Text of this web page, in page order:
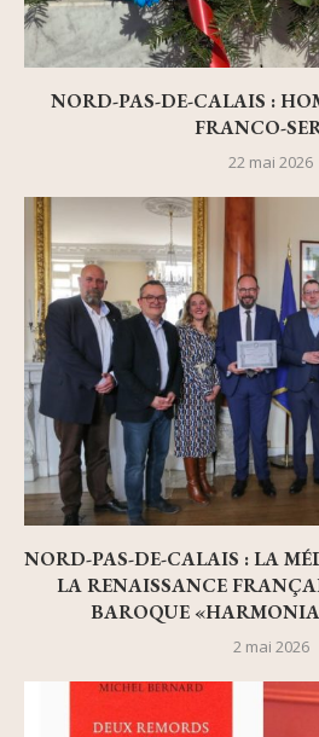
NORD-PAS-DE-CALAIS :
FRANCO-
22 mai 2026
NORD-PAS-DE-CALAIS : LA
LA RENAISSANCE
BAROQUE
2 mai 2026